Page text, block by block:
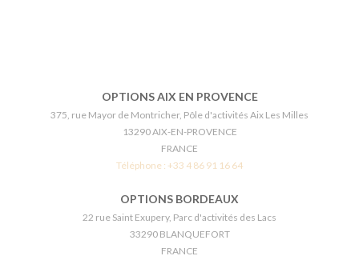
OPTIONS AIX EN PROVENCE
375, rue Mayor de Montricher, Pôle d'activités Aix Les Milles
13290 AIX-EN-PROVENCE
FRANCE
Téléphone : +33 4 86 91 16 64
OPTIONS BORDEAUX
22 rue Saint Exupery, Parc d'activités des Lacs
33290 BLANQUEFORT
FRANCE